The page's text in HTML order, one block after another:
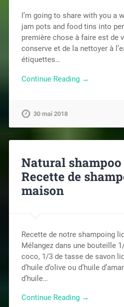
I’m going to share with you a
jam pots and food tins into
première chose à faire est de
conserve et de la nettoyer à
étiquettes…
Continue Reading →
30 mai 2018
Natural
Recette de
maison
Recette de notre shampoing
Mélangez dans une bouteille
coco, 1/3 de tasse de savon
d’huile d’olive ou d’huile
d’huile…
Continue Reading →